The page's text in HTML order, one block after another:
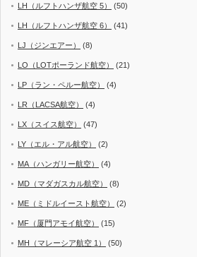
LH（ルフトハンザ航空 5） (50)
LH（ルフトハンザ航空 6） (41)
LJ（ジンエアー） (8)
LO（LOTポーランド航空） (21)
LP（ラン・ペルー航空） (4)
LR（LACSA航空） (4)
LX（スイス航空） (47)
LY（エル・アル航空） (2)
MA（ハンガリー航空） (4)
MD（マダガスカル航空） (8)
ME（ミドルイースト航空） (2)
MF（厦門アモイ航空） (15)
MH（マレーシア航空 1） (50)